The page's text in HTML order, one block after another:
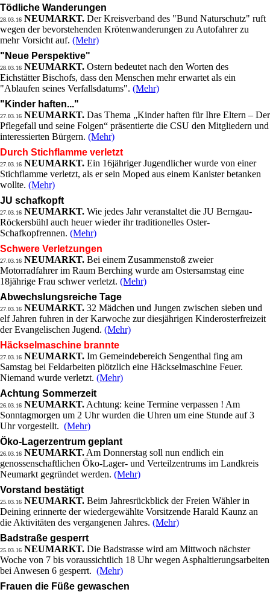
Tödliche Wanderungen
28.03.16 NEUMARKT. Der Kreisverband des "Bund Naturschutz" ruft
wegen der bevorstehenden Krötenwanderungen zu Autofahrer zu
mehr Vorsicht auf. (Mehr)
"Neue Perspektive"
28.03.16 NEUMARKT. Ostern bedeutet nach den Worten des
Eichstätter Bischofs, dass den Menschen mehr erwartet als ein
"Ablaufen seines Verfallsdatums". (Mehr)
"Kinder haften..."
27.03.16 NEUMARKT. Das Thema „Kinder haften für Ihre Eltern – Der
Pflegefall und seine Folgen“ präsentierte die CSU den Mitgliedern und
interessierten Bürgern. (Mehr)
Durch Stichflamme verletzt
27.03.16 NEUMARKT. Ein 16jähriger Jugendlicher wurde von einer
Stichflamme verletzt, als er sein Moped aus einem Kanister betanken
wollte. (Mehr)
JU schafkopft
27.03.16 NEUMARKT. Wie jedes Jahr veranstaltet die JU Berngau-
Röckersbühl auch heuer wieder ihr traditionelles Oster-
Schafkopfrennen. (Mehr)
Schwere Verletzungen
27.03.16 NEUMARKT. Bei einem Zusammenstoß zweier
Motorradfahrer im Raum Berching wurde am Ostersamstag eine
18jährige Frau schwer verletzt. (Mehr)
Abwechslungsreiche Tage
27.03.16 NEUMARKT. 32 Mädchen und Jungen zwischen sieben und
elf Jahren fuhren in der Karwoche zur diesjährigen Kinderosterfreizeit
der Evangelischen Jugend. (Mehr)
Häckselmaschine brannte
27.03.16 NEUMARKT. Im Gemeindebereich Sengenthal fing am
Samstag bei Feldarbeiten plötzlich eine Häckselmaschine Feuer.
Niemand wurde verletzt. (Mehr)
Achtung Sommerzeit
26.03.16 NEUMARKT. Achtung: keine Termine verpassen ! Am
Sonntagmorgen um 2 Uhr wurden die Uhren um eine Stunde auf 3
Uhr vorgestellt. (Mehr)
Öko-Lagerzentrum geplant
26.03.16 NEUMARKT. Am Donnerstag soll nun endlich ein
genossenschaftlichen Öko-Lager- und Verteilzentrums im Landkreis
Neumarkt gegründet werden. (Mehr)
Vorstand bestätigt
25.03.16 NEUMARKT. Beim Jahresrückblick der Freien Wähler in
Deining erinnerte der wiedergewählte Vorsitzende Harald Kaunz an
die Aktivitäten des vergangenen Jahres. (Mehr)
Badstraße gesperrt
25.03.16 NEUMARKT. Die Badstrasse wird am Mittwoch nächster
Woche von 7 bis voraussichtlich 18 Uhr wegen Asphaltierungsarbeiten
bei Anwesen 6 gesperrt. (Mehr)
Frauen die Füße gewaschen